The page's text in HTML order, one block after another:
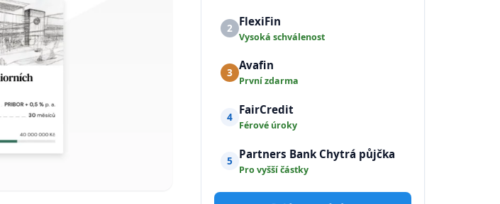
2 FlexiFin
Vysoká schválenost
3 Avafin
První zdarma
4 FairCredit
Férové úroky
5 Partners Bank Chytrá půjčka
Pro vyšší částky